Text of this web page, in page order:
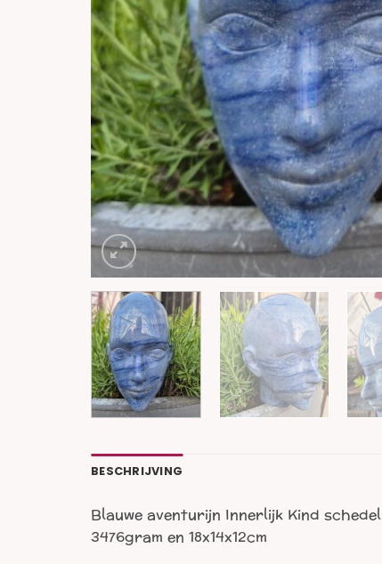
BESCHRIJVING
Blauwe aventurijn Innerlijk Kind schedel
3476gram en 18x14x12cm